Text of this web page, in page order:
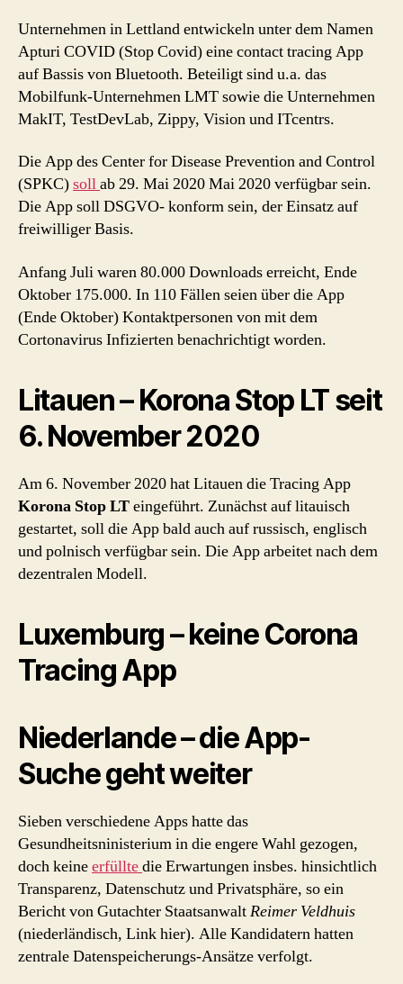
Unternehmen in Lettland entwickeln unter dem Namen
Apturi COVID (Stop Covid) eine contact tracing App
auf Bassis von Bluetooth. Beteiligt sind u.a. das
Mobilfunk-Unternehmen LMT sowie die Unternehmen
MakIT, TestDevLab, Zippy, Vision und ITcentrs.
Die App des Center for Disease Prevention and Control
(SPKC)sollab 29. Mai 2020 Mai 2020 verfügbar sein.
Die App soll DSGVO- konform sein, der Einsatz auf
freiwilliger Basis.
Anfang Juli waren 80.000 Downloads erreicht, Ende
Oktober 175.000. In 110 Fällen seien über die App
(Ende Oktober) Kontaktpersonen von mit dem
Cortonavirus Infizierten benachrichtigt worden.
Litauen – Korona Stop LT seit
6. November 2020
Am 6. November 2020 hat Litauen die Tracing App
Korona Stop LTeingeführt. Zunächst auf litauisch
gestartet, soll die App bald auch auf russisch, englisch
und polnisch verfügbar sein. Die App arbeitet nach dem
dezentralen Modell.
Luxemburg – keine Corona
Tracing App
Niederlande – die App-
Suche geht weiter
Sieben verschiedene Apps hatte das
Gesundheitsninisterium in die engere Wahl gezogen,
doch keineerfülltedie Erwartungen insbes. hinsichtlich
Transparenz, Datenschutz und Privatsphäre, so ein
Bericht von Gutachter StaatsanwaltReimer Veldhuis
(niederländisch, Link hier). Alle Kandidatern hatten
zentrale Datenspeicherungs-Ansätze verfolgt.